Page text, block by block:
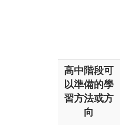
高中階段可
以準備的學
習方法或方
向